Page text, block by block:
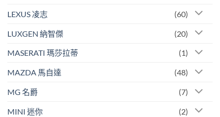
LEXUS 凌志 (60)
LUXGEN 納智傑 (20)
MASERATI 瑪莎拉蒂 (1)
MAZDA 馬自達 (48)
MG 名爵 (7)
MINI 迷你 (2)